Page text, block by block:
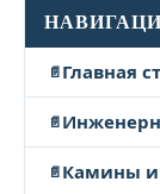
Главная
Камины